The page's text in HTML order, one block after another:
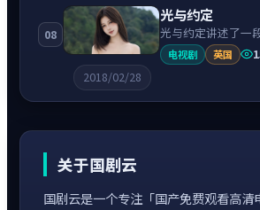
08
光与约定
光与约定讲述了一
险故事，围绕凯特
角逐层展开，人物
电视剧 英国
2018/02/28
关于国剧云
国剧云是一个专注「国产免费观看高清